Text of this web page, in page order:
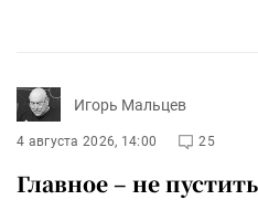
Игорь Мальцев
4 августа 2026, 14:00 25
Главное – не